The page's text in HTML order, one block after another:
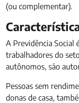
(ou complementar).
A Previdência Social
trabalhadores do
autônomos, são
Pessoas sem
donas de casa,